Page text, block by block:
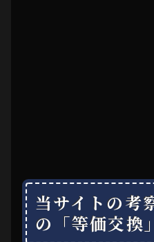
当サイトの考
の「等価交換」